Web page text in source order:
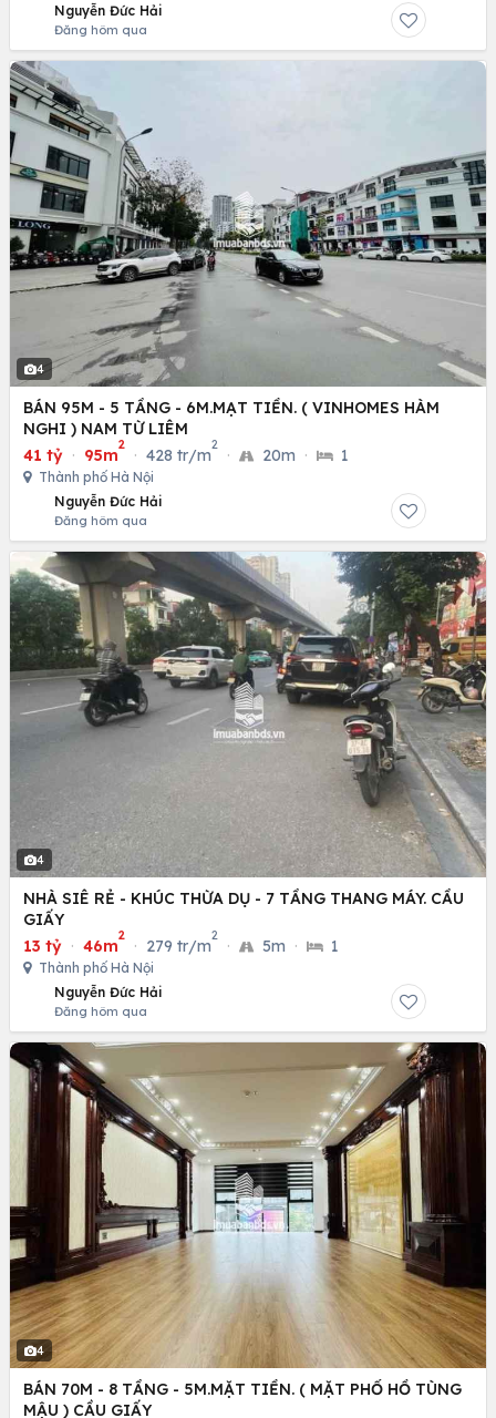
Nguyễn Đức Hải
Đăng hôm qua
4
BÁN 95M - 5 TẦNG - 6M.MẠT TIỀN. ( VINHOMES HÀM
NGHI ) NAM TỪ LIÊM
41 tỷ · 95m
2
· 428 tr/m
2
· 20m · 1
Thành phố Hà Nội
Nguyễn Đức Hải
Đăng hôm qua
4
NHÀ SIÊ RẺ - KHÚC THỪA DỤ - 7 TẦNG THANG MÁY. CẦU
GIẤY
13 tỷ · 46m
2
· 279 tr/m
2
· 5m · 1
Thành phố Hà Nội
Nguyễn Đức Hải
Đăng hôm qua
4
BÁN 70M - 8 TẦNG - 5M.MẶT TIỀN. ( MẶT PHỐ HỒ TÙNG
MẬU ) CẦU GIẤY